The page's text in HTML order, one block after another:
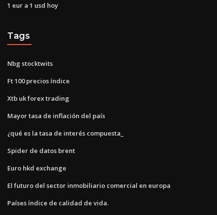
1 eur a 1 usd hoy
Tags
Nbg stocktwits
Ft 100 precios índice
Xtb uk forex trading
Mayor tasa de inflación del país
¿qué es la tasa de interés compuesta_
Spider de datos brent
Euro hkd exchange
El futuro del sector inmobiliario comercial en europa
Países índice de calidad de vida.